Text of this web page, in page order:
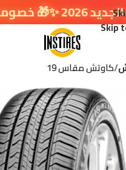
Skip
كاوتش مقاس 19
🔥